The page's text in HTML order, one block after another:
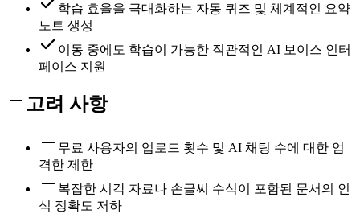
학습 효율을 극대화하는 자동 퀴즈 및 체계적인 요약
노트 생성
이동 중에도 학습이 가능한 직관적인 AI 보이스 인터
페이스 지원
고려 사항
무료 사용자의 업로드 횟수 및 AI 채팅 수에 대한 엄
격한 제한
복잡한 시각 자료나 손글씨 수식이 포함된 문서의 인
식 정확도 저하